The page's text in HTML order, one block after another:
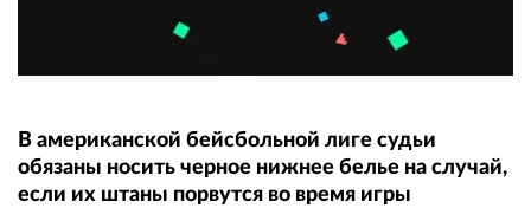
В американской бейсбольной лиге судьи
обязаны носить черное нижнее белье на случай,
если их штаны порвутся во время игры